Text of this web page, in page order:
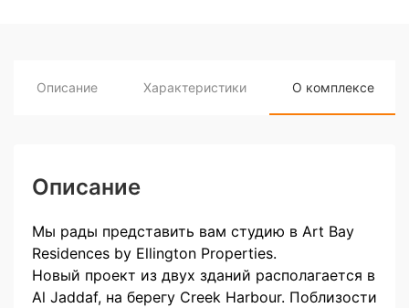
Описание Характеристики О комплексе
Описание
Мы рады представить вам студию в Art Bay
Residences by Ellington Properties.
Новый проект из двух зданий располагается в
Al Jaddaf, на берегу Creek Harbour. Поблизости